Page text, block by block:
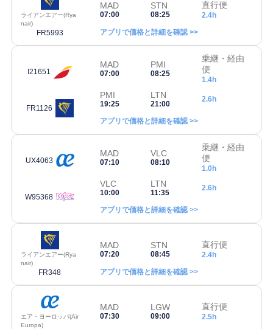
ライアンエアー(Rya
nair)
FR5993
MAD
07:00
STN
08:25
直行便
2.4h
アプリで価格と詳細を確認 >>
I21651
MAD
07:00
PMI
08:25
乗継・経由
便
1.4h
FR1126
PMI
19:25
LTN
21:00
2.6h
アプリで価格と詳細を確認 >>
UX4063
MAD
07:10
VLC
08:10
乗継・経由
便
1.0h
W95368
VLC
10:00
LTN
11:35
2.6h
アプリで価格と詳細を確認 >>
ライアンエアー(Rya
nair)
FR348
MAD
07:20
STN
08:45
直行便
2.4h
アプリで価格と詳細を確認 >>
エア・ヨーロッパ(Air
Europa)
MAD
07:30
LGW
09:00
直行便
2.5h